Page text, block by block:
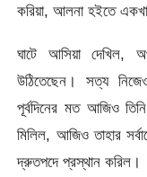
করিয়া, আলনা হইতে
ঘাটে আসিয়া দেখিল,
উঠিতেছেন। সত্য
পূর্বদিনের মত আজিও
মিলিল, আজিও তাহার
দ্রুতপদে প্রস্থান করিল।